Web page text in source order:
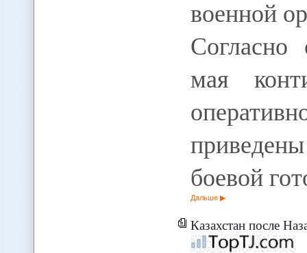
военной
мая
боевой
Дальше
Казахстан после